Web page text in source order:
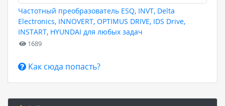
Частотный преобразователь ESQ, INVT, Delta
Electronics, INNOVERT, OPTIMUS DRIVE, IDS Drive,
INSTART, HYUNDAI для любых задач
1689
Как сюда попасть?